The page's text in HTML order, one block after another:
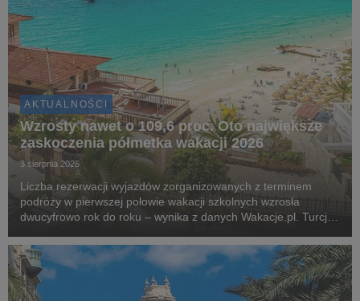
AKTUALNOŚCI
Wzrosty nawet o 109,6 proc. Oto największe
zaskoczenia półmetka wakacji 2026
3 sierpnia 2026
Liczba rezerwacji wyjazdów zorganizowanych z terminem
podróży w pierwszej połowie wakacji szkolnych wzrosła
dwucyfrowo rok do roku – wynika z danych Wakacje.pl. Turcja,
wszystkich rezerwacji. Najciekawsza historia l...